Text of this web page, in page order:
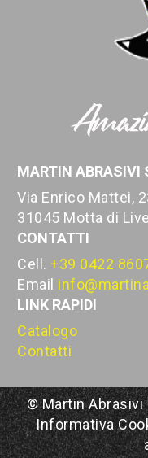
MARTIN ABRASIVI
Via Enrico Mattei,
31045 Motta di
CONTATTI
Cell.+39 0422
Email
LINK RAPIDI
Catalogo
Contatti
© Martin Abrasivi
Informativa